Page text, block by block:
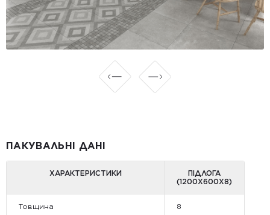
ПАКУВАЛЬНІ ДАНІ
ХАРАКТЕРИСТИКИ
ПІДЛОГА
(1200Х600Х8)
Товщина 8